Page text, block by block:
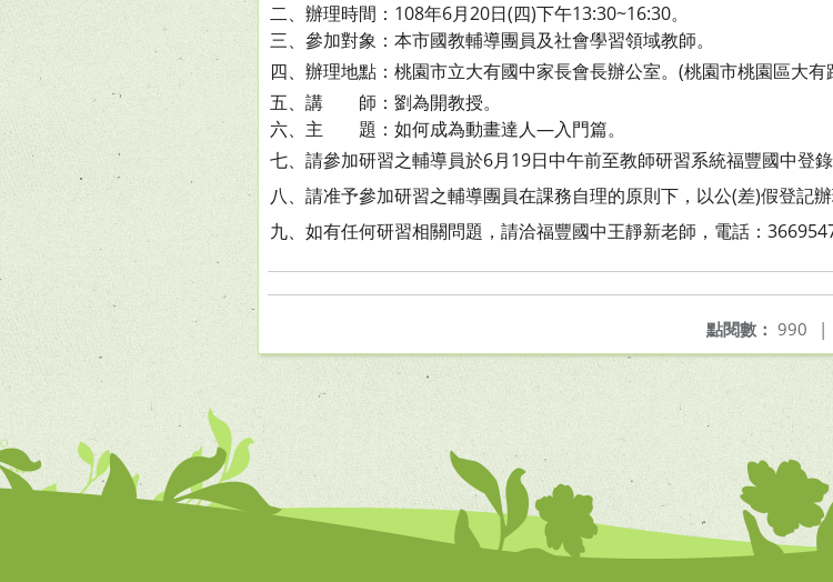
二、辦理時間：108年6月20日(四)下午13:30~16:30。
三、參加對象：本市國教輔導團員及社會學習領域教師。
四、辦理地點：桃園市立大有國中家長會長辦公室。(桃園市桃園區大有
五、講 師：劉為開教授。
六、主 題：如何成為動畫達人—入門篇。
七、請參加研習之輔導員於6月19日中午前至教師研習系統福豐國中登
八、請准予參加研習之輔導團員在課務自理的原則下，以公(差)假登記
九、如有任何研習相關問題，請洽福豐國中王靜新老師，電話：
點閱數： 990 |